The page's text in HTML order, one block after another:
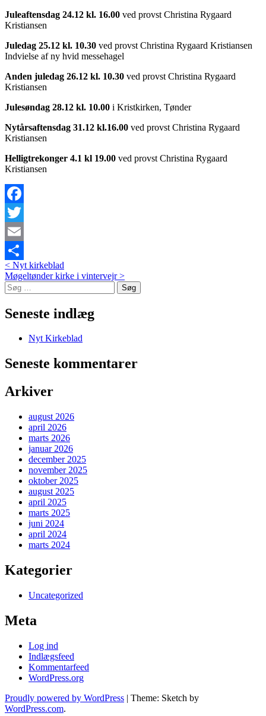
Juleaftensdag 24.12 kl. 16.00 ved provst Christina Rygaard
Kristiansen
Juledag 25.12 kl. 10.30 ved provst Christina Rygaard Kristiansen
Indvielse af ny hvid messehagel
Anden juledag 26.12 kl. 10.30 ved provst Christina Rygaard
Kristiansen
Julesøndag 28.12 kl. 10.00 i Kristkirken, Tønder
Nytårsaftensdag 31.12 kl.16.00 ved provst Christina Rygaard
Kristiansen
Helligtrekonger 4.1 kl 19.00 ved provst Christina Rygaard
Kristiansen
Facebook
Twitter
Email
Del
Post
navigation
< Nyt kirkeblad
Møgeltønder kirke i vintervejr>
Søg
efter:
Seneste indlæg
Nyt Kirkeblad
Seneste kommentarer
Arkiver
august 2026
april 2026
marts 2026
januar 2026
december 2025
november 2025
oktober 2025
august 2025
april 2025
marts 2025
juni 2024
april 2024
marts 2024
Kategorier
Uncategorized
Meta
Log ind
Indlægsfeed
Kommentarfeed
WordPress.org
Proudly powered by WordPress | Theme: Sketch by
WordPress.com.